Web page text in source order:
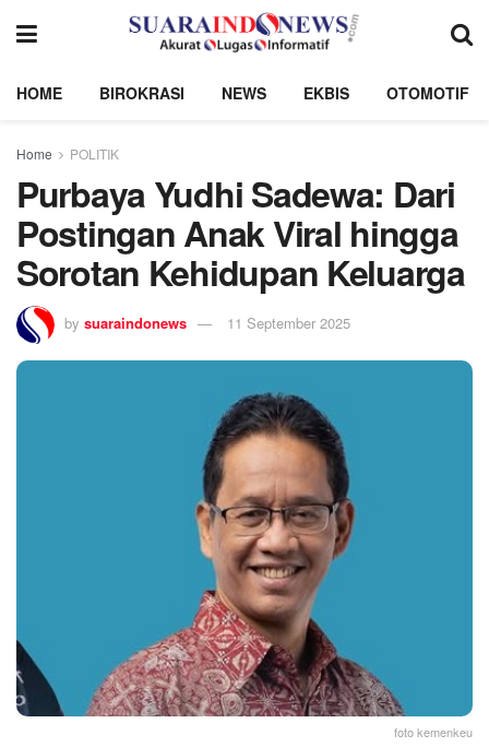
HOME BIROKRASI NEWS EKBIS OTOMOTIF
Home POLITIK
Purbaya Yudhi Sadewa: Dari
Postingan Anak Viral hingga
Sorotan Kehidupan Keluarga
by suaraindonews 11 September 2025
foto kemenkeu